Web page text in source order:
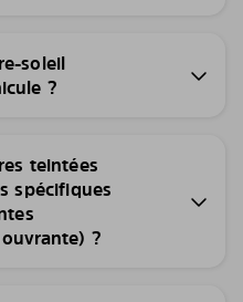
soleil
?
teintées
spécifiques
?